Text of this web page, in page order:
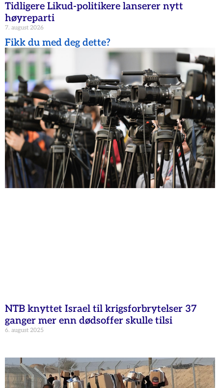
Tidligere Likud-politikere lanserer nytt
høyreparti
7. august 2026
Fikk du med deg dette?
NTB knyttet Israel til krigsforbrytelser 37
ganger mer enn dødsoffer skulle tilsi
6. august 2025